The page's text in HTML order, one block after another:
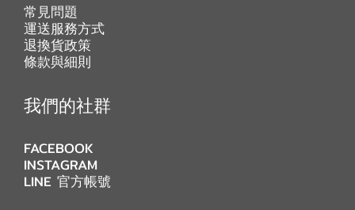
常見問題
運送服務方式
退換貨政策
條款與細則
我們的社群
FACEBOOK
INSTAGRAM
LINE 官方帳號